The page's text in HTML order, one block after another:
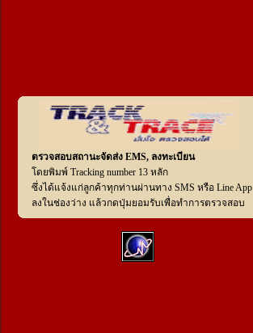
ตรวจสอบสถานะจัดส่ง EMS, ลงทะเบียน
โดยพิมพ์ Tracking number 13 หลัก
ซึ่งได้แจ้งแก่ลูกค้าทุกท่านผ่านทาง SMS หรือ Line App
ลงในช่องว่าง แล้วกดปุ่มยอมรับเพื่อทำการตรวจสอบ